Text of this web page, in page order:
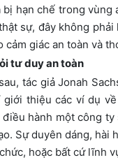
hạn chế trong
sự, đây không
cảm giác an toàn và
tư duy an toàn
tác giả Jonah
giới thiệu các ví dụ
hành một công
Sự duyên dáng,
hoặc bất cứ lĩnh